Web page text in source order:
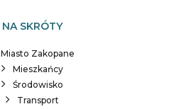
NA SKRÓTY
Miasto Zakopane
Mieszkańcy
Środowisko
Transport